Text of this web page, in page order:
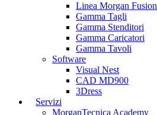
Linea Morgan Fusion
Gamma Tagli
Gamma Stenditori
Gamma Caricatori
Gamma Tavoli
Software
Visual Nest
CAD MD900
3Dress
Servizi
MorganTecnica Academy